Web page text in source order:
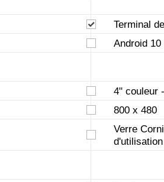
Terminal
Android 10
4" couleur
800 x 480
Verre